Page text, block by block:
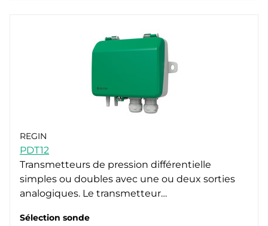
REGIN
PDT12
Transmetteurs de pression différentielle
simples ou doubles avec une ou deux sorties
analogiques. Le transmetteur…
Sélection sonde